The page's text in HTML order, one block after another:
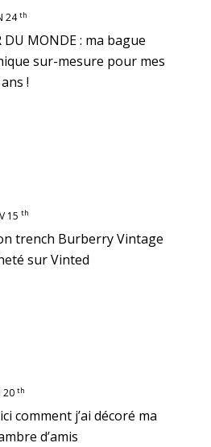
24 th
DU MONDE : ma bague
sur-mesure pour mes
!
15 th
trench Burberry Vintage
sur Vinted
20 th
comment j’ai décoré ma
d’amis